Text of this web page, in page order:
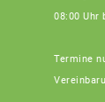
08:00 Uhr
Termine